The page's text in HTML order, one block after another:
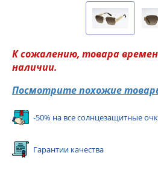
К сожалению, товара
наличии.
Посмотрите похожие
-50% на все солнцезащитные
Гарантии качества